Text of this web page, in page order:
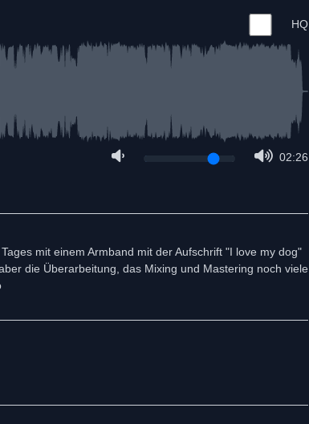
HQ
02:26
mit einem Armband mit der Aufschrift "I love my dog"
die Überarbeitung, das Mixing und Mastering noch viele